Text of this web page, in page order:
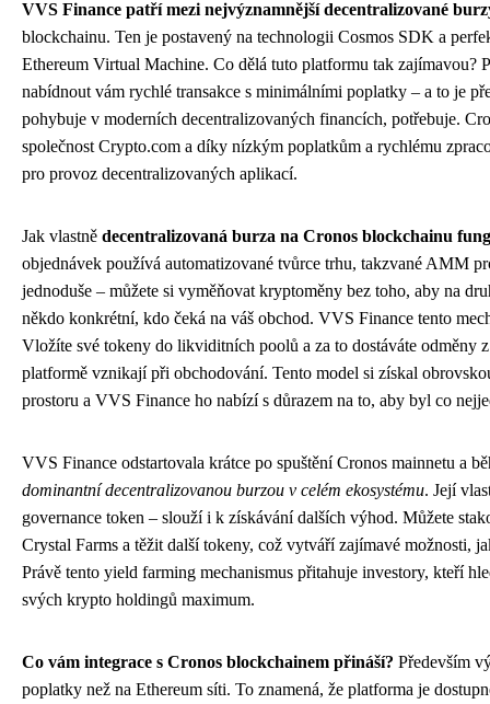
VVS Finance patří mezi nejvýznamnější decentralizované
blockchainu. Ten je postavený na technologii Cosmos SDK a
Ethereum Virtual Machine. Co dělá tuto platformu tak zajímavou?
nabídnout vám rychlé transakce s minimálními poplatky – a to je
pohybuje v moderních decentralizovaných financích, potřebuje.
společnost Crypto.com a díky nízkým poplatkům a rychlému
pro provoz decentralizovaných aplikací.
Jak vlastně decentralizovaná burza na Cronos blockchainu
objednávek používá automatizované tvůrce trhu, takzvané AMM
jednoduše – můžete si vyměňovat kryptoměny bez toho, aby na
někdo konkrétní, kdo čeká na váš obchod. VVS Finance tento
Vložíte své tokeny do likviditních poolů a za to dostáváte odměny
platformě vznikají při obchodování. Tento model si získal
prostoru a VVS Finance ho nabízí s důrazem na to, aby byl co
VVS Finance odstartovala krátce po spuštění Cronos mainnetu a
dominantní decentralizovanou burzou v celém ekosystému. Její
governance token – slouží i k získávání dalších výhod. Můžete
Crystal Farms a těžit další tokeny, což vytváří zajímavé možnosti,
Právě tento yield farming mechanismus přitahuje investory, kteří
svých krypto holdingů maximum.
Co vám integrace s Cronos blockchainem přináší? Především
poplatky než na Ethereum síti. To znamená, že platforma je